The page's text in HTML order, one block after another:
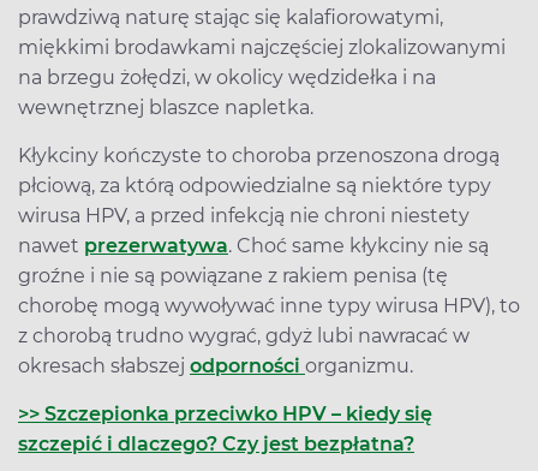
prawdziwą naturę stając się kalafiorowatymi,
miękkimi brodawkami najczęściej zlokalizowanymi
na brzegu żołędzi, w okolicy wędzidełka i na
wewnętrznej blaszce napletka.
Kłykciny kończyste to choroba przenoszona drogą
płciową, za którą odpowiedzialne są niektóre typy
wirusa HPV, a przed infekcją nie chroni niestety
nawet prezerwatywa. Choć same kłykciny nie są
groźne i nie są powiązane z rakiem penisa (tę
chorobę mogą wywoływać inne typy wirusa HPV), to
z chorobą trudno wygrać, gdyż lubi nawracać w
okresach słabszej odporności organizmu.
>> Szczepionka przeciwko HPV – kiedy się
szczepić i dlaczego? Czy jest bezpłatna?